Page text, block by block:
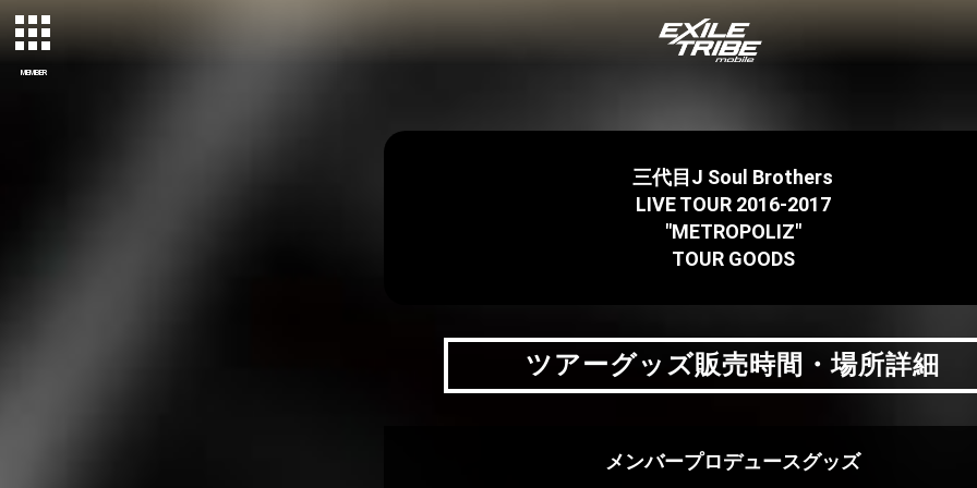
MEMBER
三代目J Soul Brothers
LIVE TOUR 2016-2017
"METROPOLIZ"
TOUR GOODS
ツアーグッズ販売時間・場所詳細
ツアーグッズ販売時間・場所詳細
メンバープロデュースグッズ